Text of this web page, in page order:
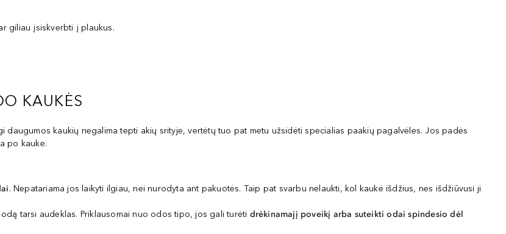
giliau įsiskverbti į plaukus.
KAUKĖS
kaukių negalima tepti akių srityje, vertėtų tuo pat metu užsidėti specialias paakių pagalvėles. Jos padės
po kauke.
. Nepatariama jos laikyti ilgiau, nei nurodyta ant pakuotės. Taip pat svarbu nelaukti, kol kaukė išdžius, nes išdžiūvusi ji
tarsi audeklas. Priklausomai nuo odos tipo, jos gali turėti drėkinamajį poveikį arba suteikti odai spindesio dėl